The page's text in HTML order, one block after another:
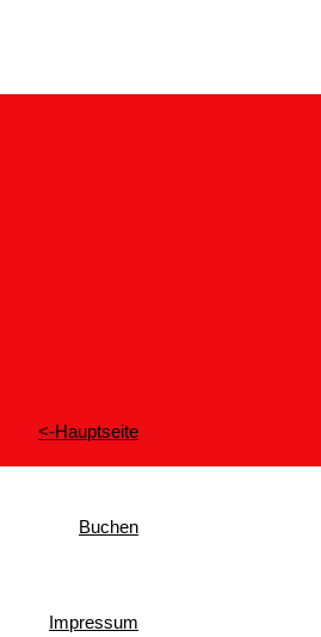
<-Hauptseite
Buchen
Impressum